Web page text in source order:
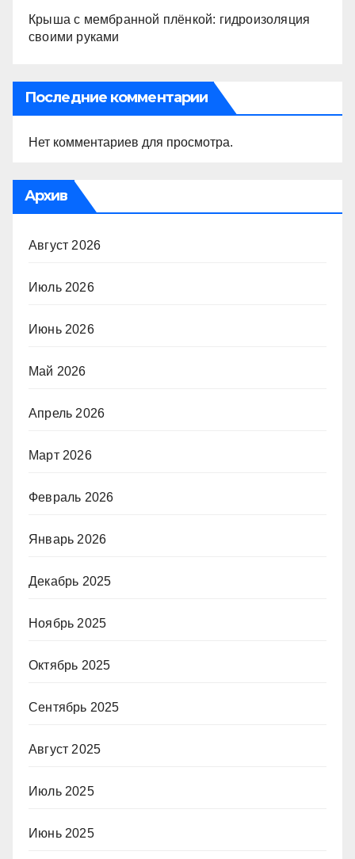
Крыша с мембранной плёнкой: гидроизоляция
своими руками
Последние комментарии
Нет комментариев для просмотра.
Архив
Август 2026
Июль 2026
Июнь 2026
Май 2026
Апрель 2026
Март 2026
Февраль 2026
Январь 2026
Декабрь 2025
Ноябрь 2025
Октябрь 2025
Сентябрь 2025
Август 2025
Июль 2025
Июнь 2025